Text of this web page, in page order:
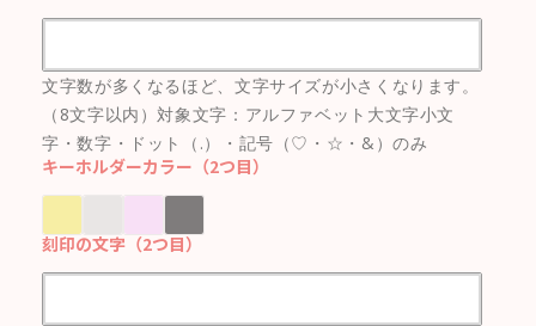
文字数が多くなるほど、文字サイズが小さくなります。
（8文字以内）対象文字：アルファベット大文字小文
字・数字・ドット（.）・記号（♡・☆・&）のみ
キーホルダーカラー（2つ目）
刻印の文字（2つ目）